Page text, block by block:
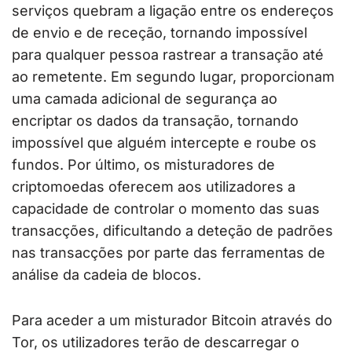
serviços quebram a ligação entre os endereços
de envio e de receção, tornando impossível
para qualquer pessoa rastrear a transação até
ao remetente. Em segundo lugar, proporcionam
uma camada adicional de segurança ao
encriptar os dados da transação, tornando
impossível que alguém intercepte e roube os
fundos. Por último, os misturadores de
criptomoedas oferecem aos utilizadores a
capacidade de controlar o momento das suas
transacções, dificultando a deteção de padrões
nas transacções por parte das ferramentas de
análise da cadeia de blocos.
Para aceder a um misturador Bitcoin através do
Tor, os utilizadores terão de descarregar o